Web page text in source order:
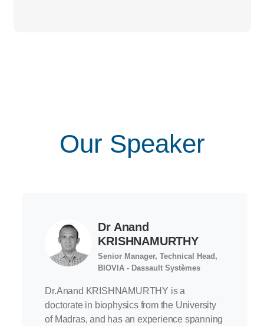
Our Speaker
Dr Anand
KRISHNAMURTHY
Senior Manager, Technical Head,
BIOVIA - Dassault Systèmes
Dr.Anand KRISHNAMURTHY is a
doctorate in biophysics from the University
of Madras, and has an experience spanning